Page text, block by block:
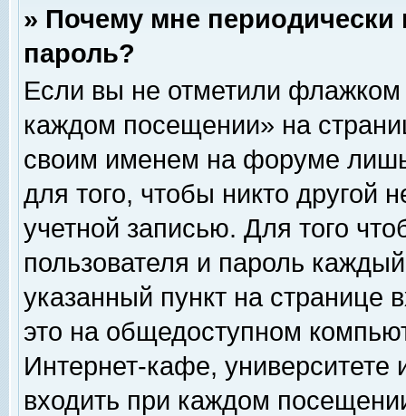
» Почему мне
пароль?
Если вы не отметили флажком
каждом посещении» на
своим именем на форуме
для того, чтобы никто другой
учетной записью. Для того
пользователя и пароль
указанный пункт на
это на общедоступном
Интернет-кафе, университете
входить при каждом